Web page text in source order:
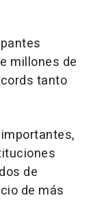
millones de
tanto
de
de más